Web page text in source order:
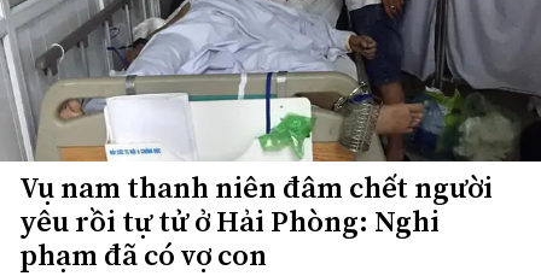
Vụ nam thanh niên đâm chết người
yêu rồi tự tử ở Hải Phòng: Nghi
phạm đã có vợ con